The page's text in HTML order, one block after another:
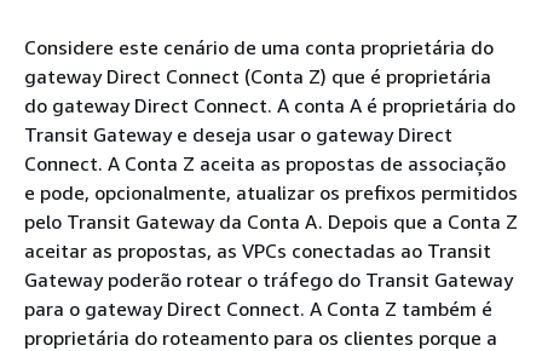
Considere este cenário de uma conta proprietária do
gateway Direct Connect (Conta Z) que é proprietária
do gateway Direct Connect. A conta A é proprietária do
Transit Gateway e deseja usar o gateway Direct
Connect. A Conta Z aceita as propostas de associação
e pode, opcionalmente, atualizar os prefixos permitidos
pelo Transit Gateway da Conta A. Depois que a Conta Z
aceitar as propostas, as VPCs conectadas ao Transit
Gateway poderão rotear o tráfego do Transit Gateway
para o gateway Direct Connect. A Conta Z também é
proprietária do roteamento para os clientes porque a